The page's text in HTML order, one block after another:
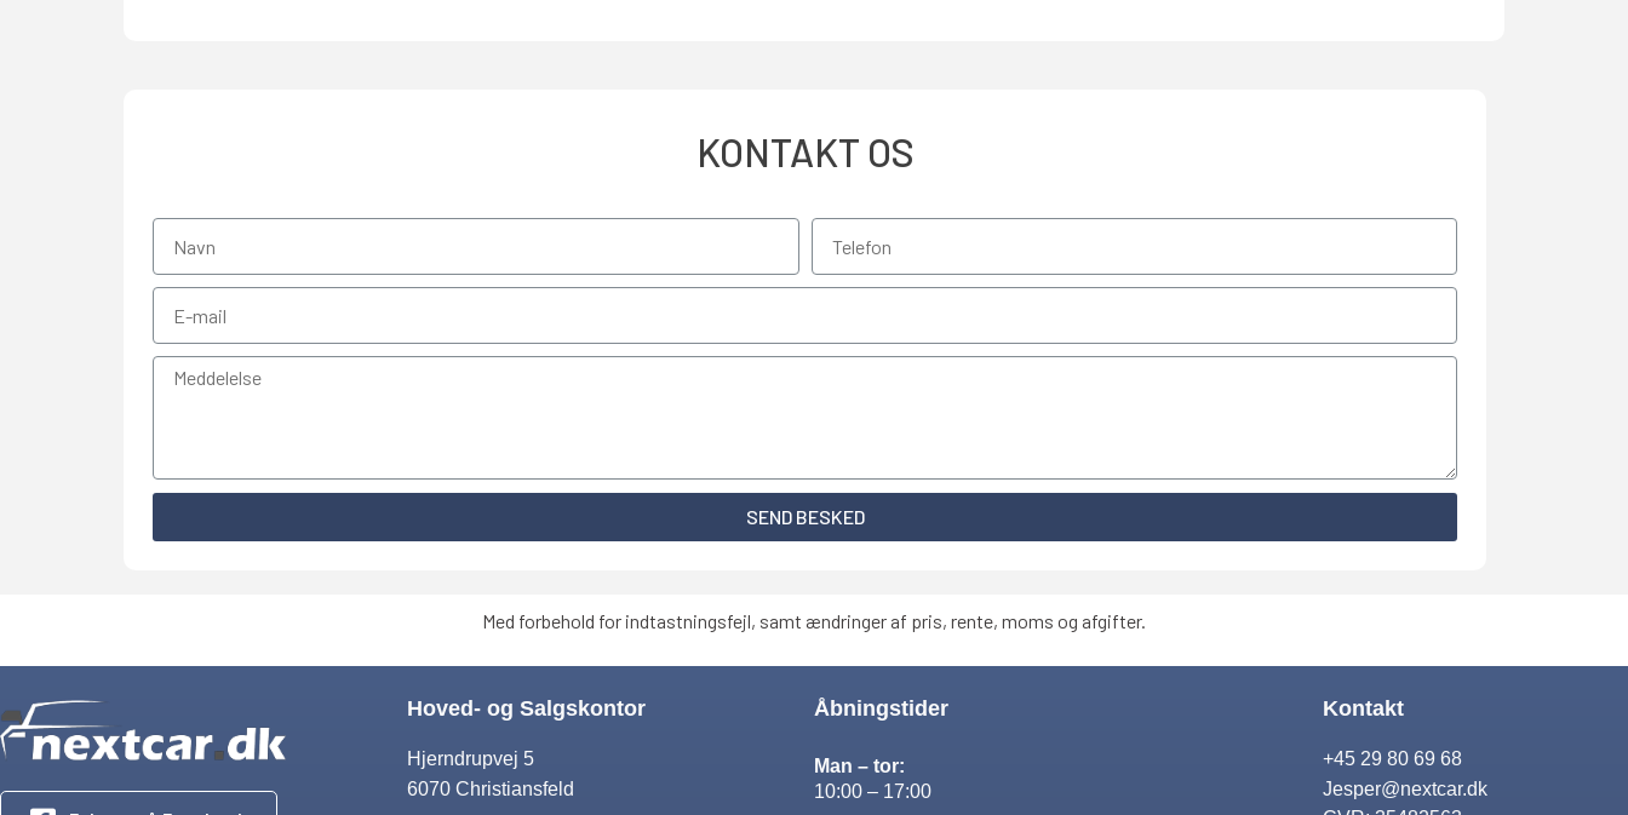
KONTAKT OS
SEND BESKED
Med forbehold for indtastningsfejl, samt ændringer af pris, rente, moms og afgifter.
Hoved- og Salgskontor
Hjerndrupvej 5
6070 Christiansfeld
Åbningstider
Man – tor:
10:00 – 17:00
Kontakt
+45 29 80 69 68
Jesper@nextcar.dk